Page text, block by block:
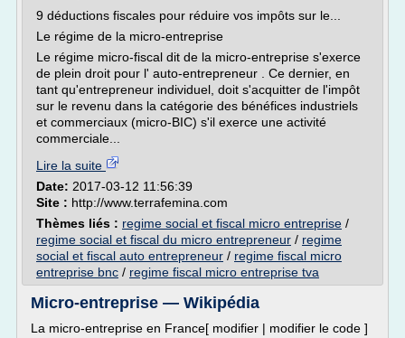
9 déductions fiscales pour réduire vos impôts sur le...
Le régime de la micro-entreprise
Le régime micro-fiscal dit de la micro-entreprise s'exerce
de plein droit pour l' auto-entrepreneur . Ce dernier, en
tant qu'entrepreneur individuel, doit s'acquitter de l'impôt
sur le revenu dans la catégorie des bénéfices industriels
et commerciaux (micro-BIC) s'il exerce une activité
commerciale...
Lire la suite
Date: 2017-03-12 11:56:39
Site : http://www.terrafemina.com
Thèmes liés : regime social et fiscal micro entreprise /
regime social et fiscal du micro entrepreneur / regime
social et fiscal auto entrepreneur / regime fiscal micro
entreprise bnc / regime fiscal micro entreprise tva
Micro-entreprise — Wikipédia
La micro-entreprise en France[ modifier | modifier le code ]